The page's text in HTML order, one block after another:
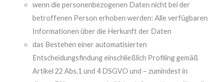
wenn die personenbezogenen Daten nicht bei der
betroffenen Person erhoben werden: Alle verfügbaren
Informationen über die Herkunft der Daten
das Bestehen einer automatisierten
Entscheidungsfindung einschließlich Profiling gemäß
Artikel 22 Abs.1 und 4 DSGVO und – zumindest in